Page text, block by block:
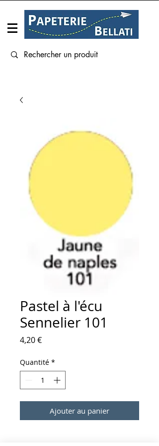
Pastel à l'écu
Sennelier 101
4,20 €Prix
Quantité *
Ajouter au panier